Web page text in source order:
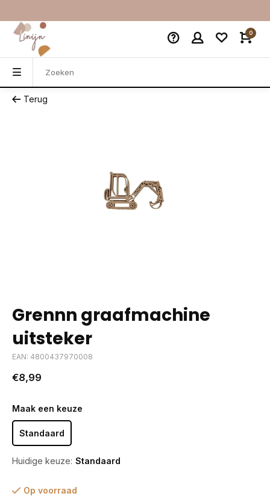
0
Terug
Grennn graafmachine
uitsteker
EAN: 4800437970008
€8,99
Maak een keuze
Standaard
Huidige keuze: Standaard
Op voorraad